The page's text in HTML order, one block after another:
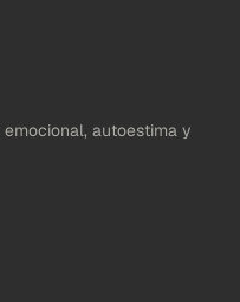
autoestima y